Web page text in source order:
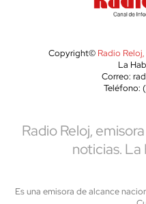
Copyright© Radio
La
Correo:
Teléfono:
Radio Reloj,
noticias. La
Es una emisora de alcance